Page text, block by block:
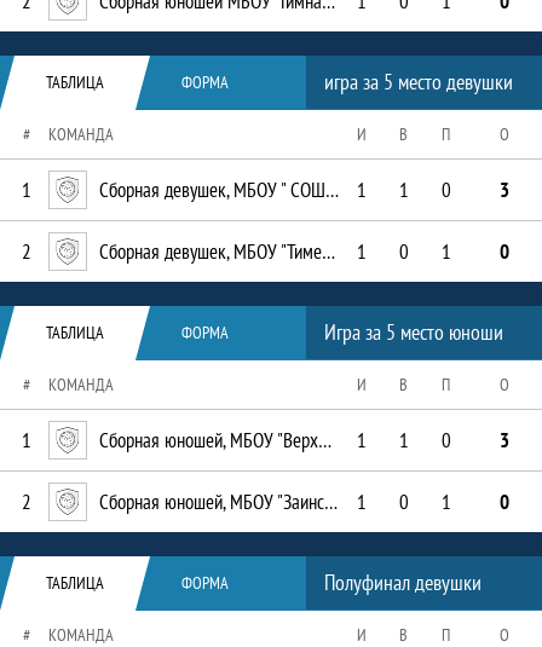
Таблица
ТАБЛИЦА ФОРМА игра за 5 место девушки
# КОМАНДА И В П О
1 Сборная девушек, МБОУ " СОШ № 3 им. Тази Гиззата " 1 1 0 3
2 Сборная девушек, МБОУ "Тимершикская СОШ" 1 0 1 0
Таблица
ТАБЛИЦА ФОРМА Игра за 5 место юноши
# КОМАНДА И В П О
1 Сборная юношей, МБОУ "Верхнесиметская СОШ" 1 1 0 3
2 Сборная юношей, МБОУ "Заинская СОШ № 6" 1 0 1 0
Таблица
ТАБЛИЦА ФОРМА Полуфинал девушки
# КОМАНДА И В П О